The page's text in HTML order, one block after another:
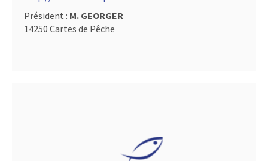
Président : M. GEORGER
14250 Cartes de Pêche